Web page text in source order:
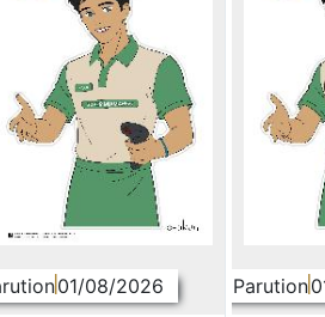
01/08/2026 Parution